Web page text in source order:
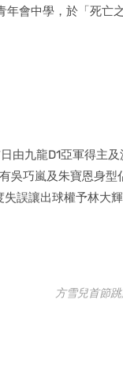
會中學，於「死亡
由九龍D1亞軍得主
吳巧嵐及朱寶恩身
誤讓出球權予林大
方雪兒首節